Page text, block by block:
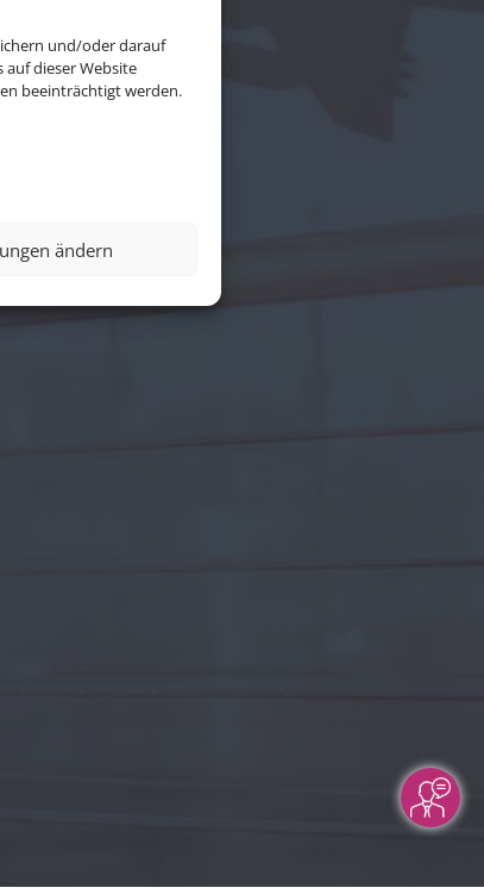
und/oder darauf
auf dieser Website
beeinträchtigt werden.
ändern